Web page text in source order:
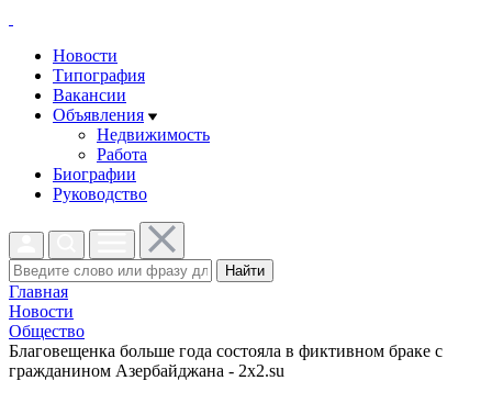
Новости
Типография
Вакансии
Объявления
Недвижимость
Работа
Биографии
Руководство
Найти
Главная
Новости
Общество
Благовещенка больше года состояла в фиктивном браке с
гражданином Азербайджана - 2x2.su